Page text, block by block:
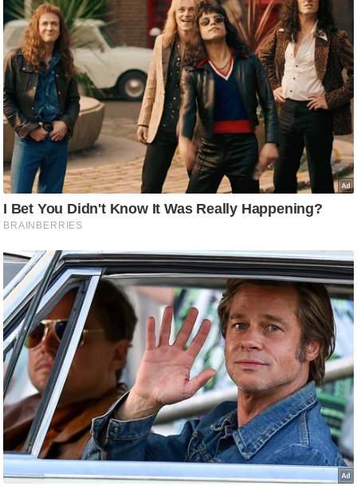
r
e
a
k
n
g
N
e
w
s
इ
फ
स्टा
इ
ल
क्नॉ
लॉ
जी
ब्यू
टी